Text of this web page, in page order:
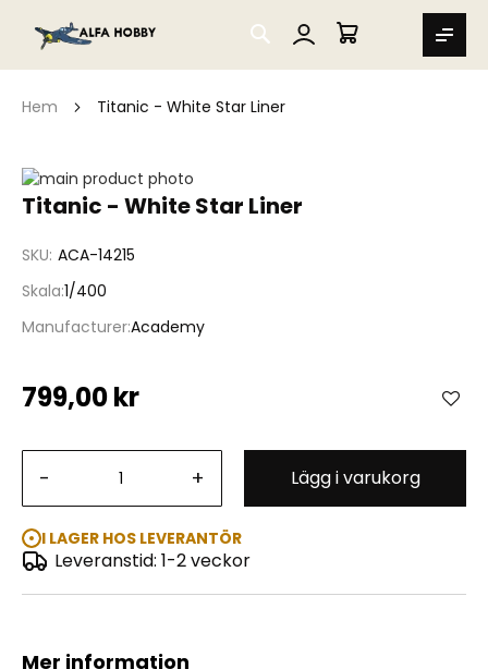
SEARCH
MIN VARUKORG
Hem Titanic - White Star Liner
Titanic - White Star Liner
SKU ACA-14215
Skala 1/400
ManufacturerAcademy
799,00 kr
- + Lägg i varukorg
I LAGER HOS LEVERANTÖR
Leveranstid: 1-2 veckor
Hoppa
till
bildgalleriet
Titanic - White Star Liner
Hoppa
av
bildgalleriet
Mer information